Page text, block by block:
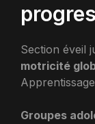
Section éveil
motricité
Groupes